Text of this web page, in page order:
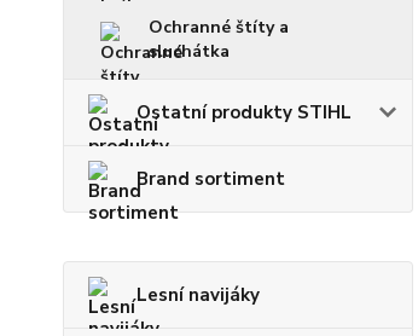
Ochranné štíty a
sluchátka
Ostatní produkty STIHL
Brand sortiment
Lesní navijáky